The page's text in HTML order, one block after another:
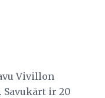
Vivillon
Savukārt ir 20